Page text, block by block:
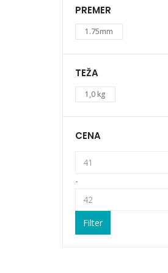
PREMER
1.75mm
TEŽA
1,0 kg
CENA
-
Filter